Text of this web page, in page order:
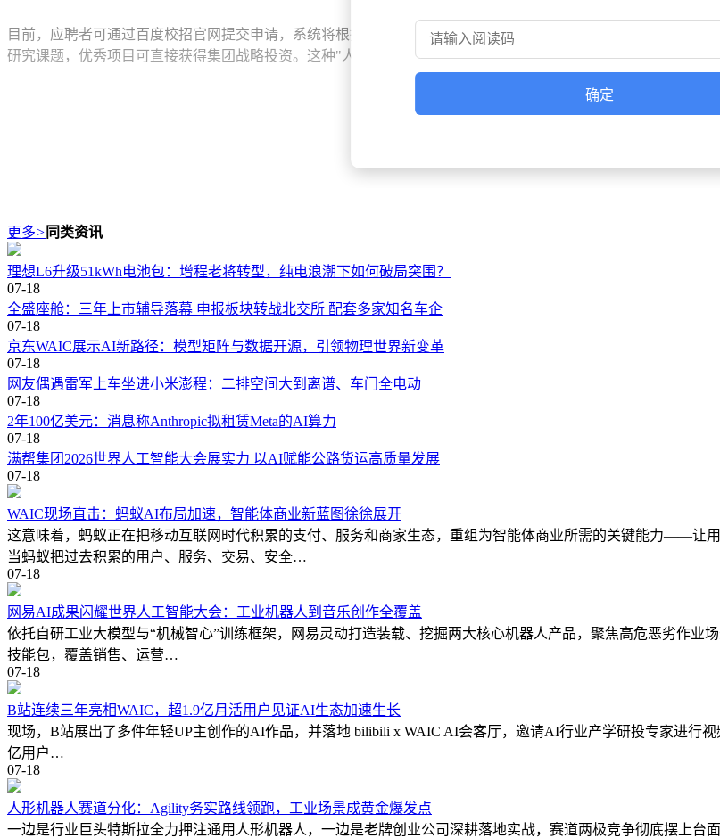
目前，应聘者可通过百度校招官网提交申请，系统将根据专业背景自动匹配智能体开发、AI异构计算等八大前
研究课题，优秀项目可直接获得集团战略投资。这种"人才-技术-资本"的闭环设计，被视为互联网企业应对AI时代
确定
更多> 同类资讯
理想L6升级51kWh电池包：增程老将转型，纯电浪潮下如何破局突围？
07-18
全盛座舱：三年上市辅导落幕 申报板块转战北交所 配套多家知名车企
07-18
京东WAIC展示AI新路径：模型矩阵与数据开源，引领物理世界新变革
07-18
网友偶遇雷军上车坐进小米澎程：二排空间大到离谱、车门全电动
07-18
2年100亿美元：消息称Anthropic拟租赁Meta的AI算力
07-18
满帮集团2026世界人工智能大会展实力 以AI赋能公路货运高质量发展
07-18
WAIC现场直击：蚂蚁AI布局加速，智能体商业新蓝图徐徐展开
这意味着，蚂蚁正在把移动互联网时代积累的支付、服务和商家生态，重组为智能体商业所需的关键能力——让
当蚂蚁把过去积累的用户、服务、交易、安全…
07-18
网易AI成果闪耀世界人工智能大会：工业机器人到音乐创作全覆盖
依托自研工业大模型与“机械智心”训练框架，网易灵动打造装载、挖掘两大核心机器人产品，聚焦高危恶劣作业
技能包，覆盖销售、运营…
07-18
B站连续三年亮相WAIC，超1.9亿月活用户见证AI生态加速生长
现场，B站展出了多件年轻UP主创作的AI作品，并落地 bilibili x WAIC AI会客厅，邀请AI行业产学研投专家进行
亿用户…
07-18
人形机器人赛道分化：Agility务实路线领跑，工业场景成黄金爆发点
一边是行业巨头特斯拉全力押注通用人形机器人，一边是老牌创业公司深耕落地实战，赛道两极竞争彻底摆上台